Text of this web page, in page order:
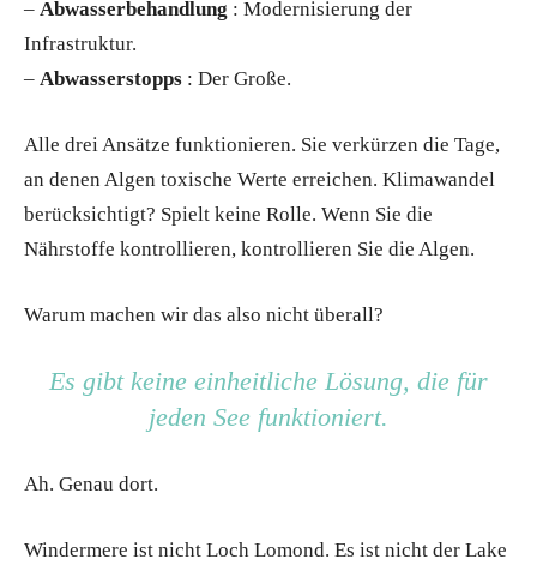
– Abwasserbehandlung : Modernisierung der
Infrastruktur.
– Abwasserstopps : Der Große.
Alle drei Ansätze funktionieren. Sie verkürzen die Tage,
an denen Algen toxische Werte erreichen. Klimawandel
berücksichtigt? Spielt keine Rolle. Wenn Sie die
Nährstoffe kontrollieren, kontrollieren Sie die Algen.
Warum machen wir das also nicht überall?
Es gibt keine einheitliche Lösung, die für
jeden See funktioniert.
Ah. Genau dort.
Windermere ist nicht Loch Lomond. Es ist nicht der Lake